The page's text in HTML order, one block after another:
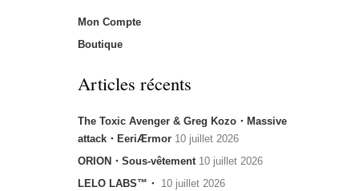
Mon Compte
Boutique
Articles récents
The Toxic Avenger & Greg Kozo・Massive
attack・EeriÆrmor 10 juillet 2026
ORION・Sous-vêtement 10 juillet 2026
LELO LABS™・ 10 juillet 2026